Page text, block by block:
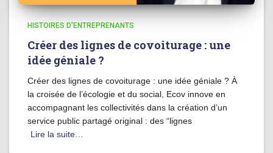
HISTOIRES D'ENTREPRENANTS
Créer des lignes de covoiturage : une
idée géniale ?
Créer des lignes de covoiturage : une idée géniale ? À
la croisée de l’écologie et du social, Ecov innove en
accompagnant les collectivités dans la création d’un
service public partagé original : des “lignes
Lire la suite…